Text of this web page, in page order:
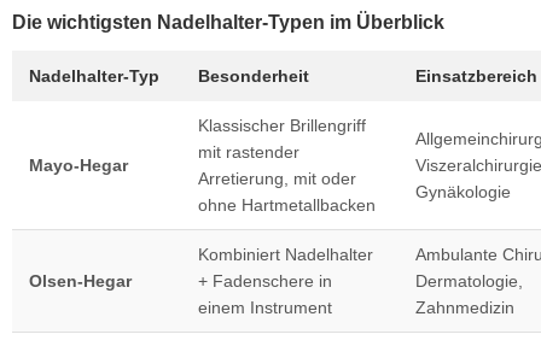
Die wichtigsten Nadelhalter-Typen im Überblick
Nadelhalter-Typ Besonderheit Einsatzbereich
Mayo-Hegar
Klassischer Brillengriff
mit rastender
Arretierung, mit oder
ohne Hartmetallbacken
Gynäkologie
Olsen-Hegar
Kombiniert Nadelhalter
+ Fadenschere in
einem Instrument
Ambulante
Dermatologie,
Zahnmedizin